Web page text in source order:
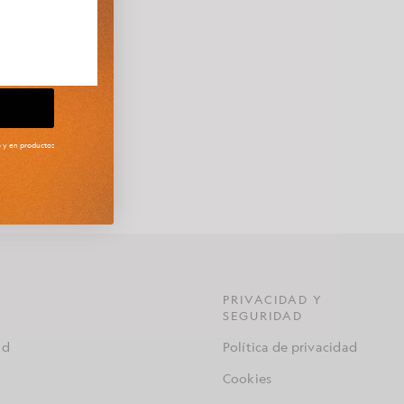
Arun
PRIVACIDAD Y
SEGURIDAD
Política de privacidad
Cookies
y en productos